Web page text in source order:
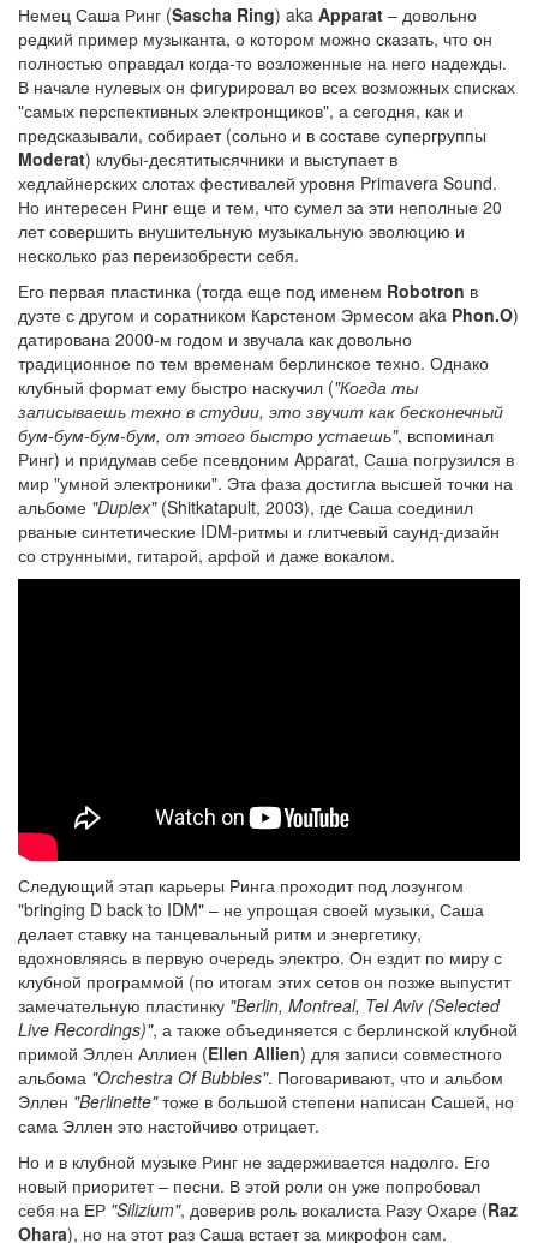
Немец Саша Ринг (Sascha Ring) aka Apparat – довольно
редкий пример музыканта, о котором можно сказать, что он
полностью оправдал когда-то возложенные на него надежды.
В начале нулевых он фигурировал во всех возможных списках
"самых перспективных электронщиков", а сегодня, как и
предсказывали, собирает (сольно и в составе супергруппы
Moderat) клубы-десятитысячники и выступает в
хедлайнерских слотах фестивалей уровня Primavera Sound.
Но интересен Ринг еще и тем, что сумел за эти неполные 20
лет совершить внушительную музыкальную эволюцию и
несколько раз переизобрести себя.
Его первая пластинка (тогда еще под именем Robotron в
дуэте с другом и соратником Карстеном Эрмесом aka Phon.O)
датирована 2000-м годом и звучала как довольно
традиционное по тем временам берлинское техно. Однако
клубный формат ему быстро наскучил ("Когда ты
записываешь техно в студии, это звучит как бесконечный
бум-бум-бум-бум, от этого быстро устаешь", вспоминал
Ринг) и придумав себе псевдоним Apparat, Саша погрузился в
мир "умной электроники". Эта фаза достигла высшей точки на
альбоме "Duplex"(Shitkatapult, 2003), где Саша соединил
рваные синтетические IDM-ритмы и глитчевый саунд-дизайн
со струнными, гитарой, арфой и даже вокалом.
Следующий этап карьеры Ринга проходит под лозунгом
"bringing D back to IDM" – не упрощая своей музыки, Саша
делает ставку на танцевальный ритм и энергетику,
вдохновляясь в первую очередь электро. Он ездит по миру с
клубной программой (по итогам этих сетов он позже выпустит
замечательную пластинку "Berlin, Montreal, Tel Aviv (Selected
Live Recordings)", а также объединяется с берлинской клубной
примой Эллен Аллиен (Ellen Allien) для записи совместного
альбома "Orchestra Of Bubbles". Поговаривают, что и альбом
Эллен "Berlinette"тоже в большой степени написан Сашей, но
сама Эллен это настойчиво отрицает.
Но и в клубной музыке Ринг не задерживается надолго. Его
новый приоритет – песни. В этой роли он уже попробовал
себя на ЕР "Silizium", доверив роль вокалиста Разу Охаре (Raz
Ohara), но на этот раз Саша встает за микрофон сам.